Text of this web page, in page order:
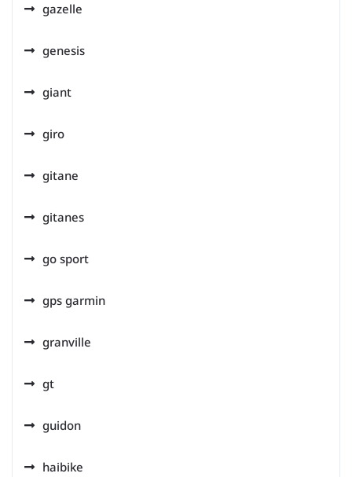
gazelle
genesis
giant
giro
gitane
gitanes
go sport
gps garmin
granville
gt
guidon
haibike